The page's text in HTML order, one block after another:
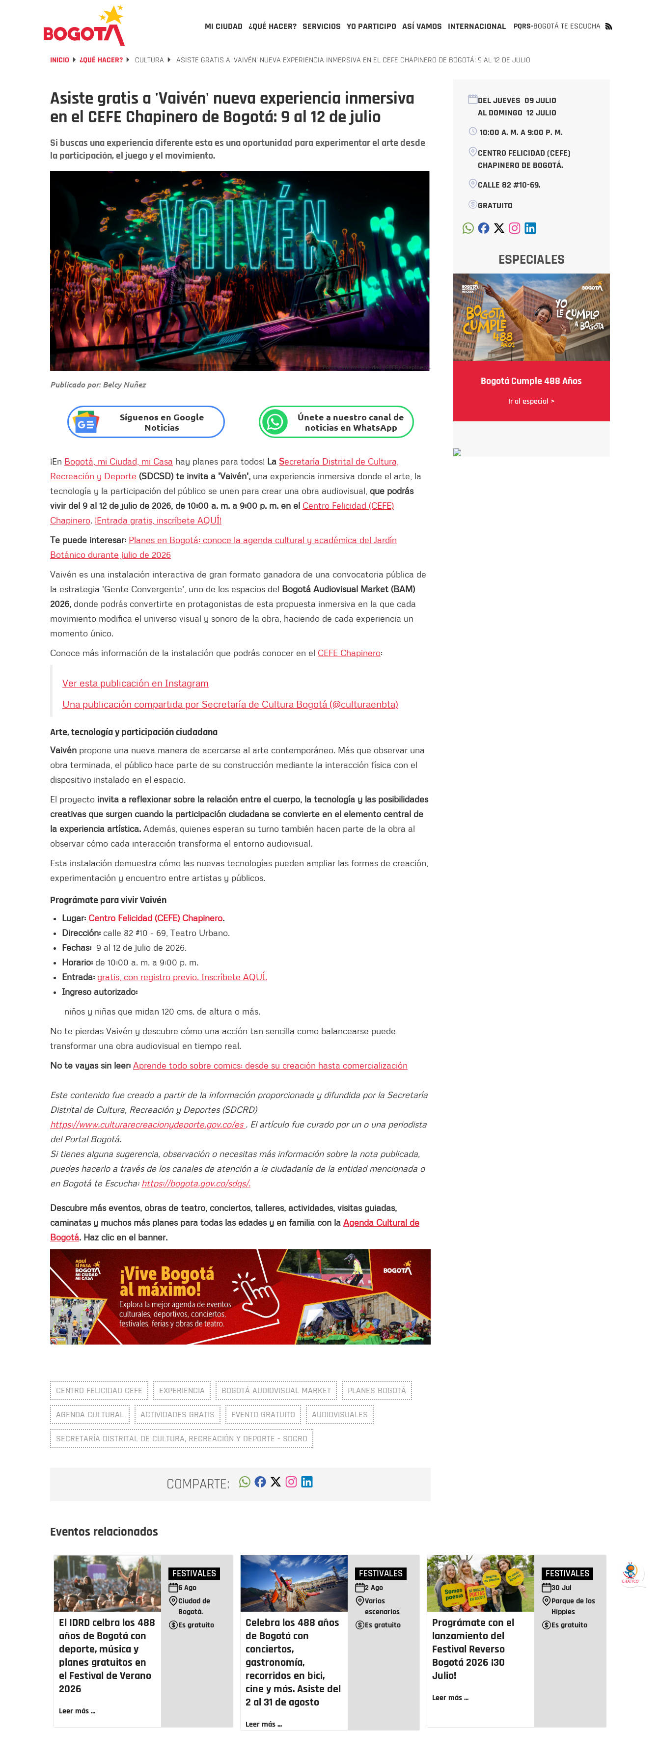
MI CIUDAD ¿QUÉ HACER? SERVICIOS YO PARTICIPO ASÍ VAMOS INTERNACIONAL PQRS-BOGOTÁ TE ESCUCHA
INICIO ¿QUÉ HACER? CULTURA ASISTE GRATIS A 'VAIVÉN' NUEVA EXPERIENCIA INMERSIVA EN EL CEFE CHAPINERO DE BOGOTÁ: 9 AL 12 DE JULIO
Asiste gratis a 'Vaivén' nueva experiencia inmersiva
en el CEFE Chapinero de Bogotá: 9 al 12 de julio
Si buscas una experiencia diferente esta es una oportunidad para experimentar el arte desde
la participación, el juego y el movimiento.
Foto: Centro Felicidad (CEFE) Chapinero.
Publicado por: Belcy Nuñez
Síguenos en Google
Noticias
Únete a nuestro canal de
noticias en WhatsApp
¡En Bogotá, mi Ciudad, mi Casa hay planes para todos! La Secretaría Distrital de Cultura,
Recreación y Deporte (SDCSD) te invita a 'Vaivén', una experiencia inmersiva donde el arte, la
tecnología y la participación del público se unen para crear una obra audiovisual, que podrás
vivir del 9 al 12 de julio de 2026, de 10:00 a. m. a 9:00 p. m. en el Centro Felicidad (CEFE)
Chapinero. ¡Entrada gratis, inscríbete AQUÍ!
Te puede interesar: Planes en Bogotá: conoce la agenda cultural y académica del Jardín
Botánico durante julio de 2026
Vaivén es una instalación interactiva de gran formato ganadora de una convocatoria pública de
la estrategia 'Gente Convergente', uno de los espacios del Bogotá Audiovisual Market (BAM)
2026, donde podrás convertirte en protagonistas de esta propuesta inmersiva en la que cada
movimiento modifica el universo visual y sonoro de la obra, haciendo de cada experiencia un
momento único.
Conoce más información de la instalación que podrás conocer en el CEFE Chapinero:
Ver esta publicación en Instagram
Una publicación compartida por Secretaría de Cultura Bogotá (@culturaenbta)
Arte, tecnología y participación ciudadana
Vaivén propone una nueva manera de acercarse al arte contemporáneo. Más que observar una
obra terminada, el público hace parte de su construcción mediante la interacción física con el
dispositivo instalado en el espacio.
El proyecto invita a reflexionar sobre la relación entre el cuerpo, la tecnología y las posibilidades
creativas que surgen cuando la participación ciudadana se convierte en el elemento central de
la experiencia artística. Además, quienes esperan su turno también hacen parte de la obra al
observar cómo cada interacción transforma el entorno audiovisual.
Esta instalación demuestra cómo las nuevas tecnologías pueden ampliar las formas de creación,
experimentación y encuentro entre artistas y públicos.
Prográmate para vivir Vaivén
Lugar: Centro Felicidad (CEFE) Chapinero.
Dirección: calle 82 #10 - 69, Teatro Urbano.
Fechas: 9 al 12 de julio de 2026.
Horario: de 10:00 a. m. a 9:00 p. m.
Entrada: gratis, con registro previo. Inscríbete AQUÍ.
Ingreso autorizado:
niños y niñas que midan 120 cms. de altura o más.
No te pierdas Vaivén y descubre cómo una acción tan sencilla como balancearse puede
transformar una obra audiovisual en tiempo real.
No te vayas sin leer: Aprende todo sobre comics: desde su creación hasta comercialización
Este contenido fue creado a partir de la información proporcionada y difundida por la Secretaría
Distrital de Cultura, Recreación y Deportes (SDCRD)
https://www.culturarecreacionydeporte.gov.co/es . El artículo fue curado por un o una periodista
del Portal Bogotá.
Si tienes alguna sugerencia, observación o necesitas más información sobre la nota publicada,
puedes hacerlo a través de los canales de atención a la ciudadanía de la entidad mencionada o
en Bogotá te Escucha: https://bogota.gov.co/sdqs/.
Descubre más eventos, obras de teatro, conciertos, talleres, actividades, visitas guiadas,
caminatas y muchos más planes para todas las edades y en familia con la Agenda Cultural de
Bogotá. Haz clic en el banner.
CENTRO FELICIDAD CEFE EXPERIENCIA BOGOTÁ AUDIOVISUAL MARKET PLANES BOGOTÁ
AGENDA CULTURAL ACTIVIDADES GRATIS EVENTO GRATUITO AUDIOVISUALES
SECRETARÍA DISTRITAL DE CULTURA, RECREACIÓN Y DEPORTE - SDCRD
COMPARTE:
DEL JUEVES 09 JULIO
AL DOMINGO 12 JULIO
10:00 A. M. A 9:00 P. M.
CENTRO FELICIDAD (CEFE)
CHAPINERO DE BOGOTÁ.
CALLE 82 #10-69.
GRATUITO
ESPECIALES
Bogotá Cumple 488 Años
Ir al especial >
Eventos relacionados
El IDRD celbra los 488
años de Bogotá con
deporte, música y
planes gratuitos en
el Festival de Verano
2026
Leer más ...
FESTIVALES
6Ago
Ciudad de
Bogotá.
Es gratuito
Celebra los 488 años
de Bogotá con
conciertos,
gastronomía,
recorridos en bici,
cine y más. Asiste del
2 al 31 de agosto
Leer más ...
FESTIVALES
2Ago
Varios
escenarios
Es gratuito
Prográmate con el
lanzamiento del
Festival Reverso
Bogotá 2026 ¡30
Julio!
Leer más ...
FESTIVALES
30 Jul
Parque de los
Hippies
Es gratuito